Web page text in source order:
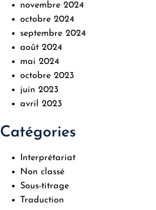
novembre 2024
octobre 2024
septembre 2024
août 2024
mai 2024
octobre 2023
juin 2023
avril 2023
Catégories
Interprétariat
Non classé
Sous-titrage
Traduction